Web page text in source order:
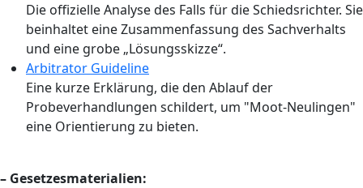
Die offizielle Analyse des Falls für die Schiedsrichter. Sie
beinhaltet eine Zusammenfassung des Sachverhalts
und eine grobe „Lösungsskizze“.
Arbitrator Guideline
Eine kurze Erklärung, die den Ablauf der
Probeverhandlungen schildert, um "Moot-Neulingen"
eine Orientierung zu bieten.
– Gesetzesmaterialien: